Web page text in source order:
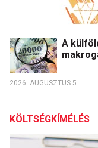
A
2026. AUGUSZTUS 5.
KÖLTSÉGKÍMÉLÉS